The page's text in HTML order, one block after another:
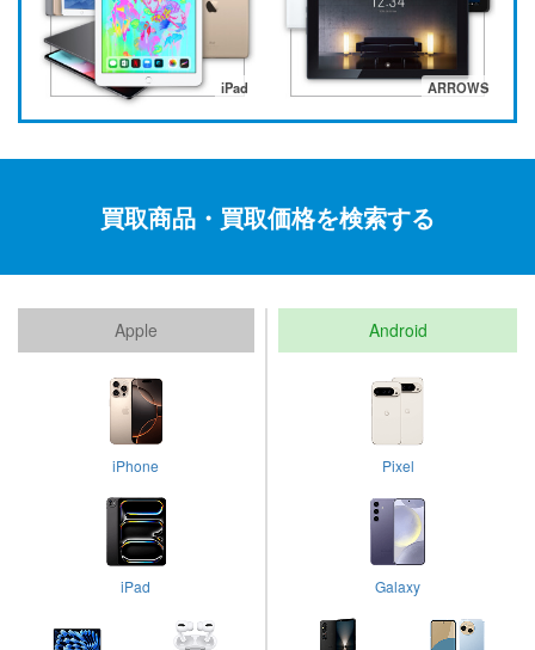
iPad ARROWS
買取商品・買取価格を検索する
Apple
iPhone
iPad
Android
Pixel
Galaxy